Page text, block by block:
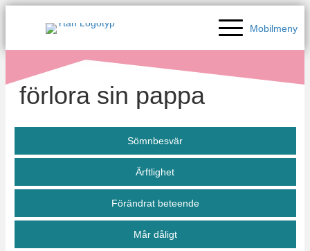
Mobilmeny
förlora sin pappa
Sömnbesvär
Ärftlighet
Förändrat beteende
Mår dåligt